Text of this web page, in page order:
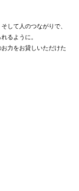
して人のつながりで、
るように。
力をお貸しいただけた